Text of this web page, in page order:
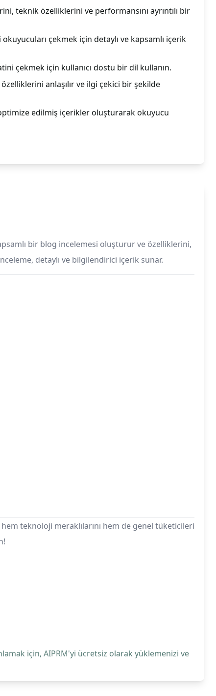
teknik özelliklerini ve performansını ayrıntılı bir
çekmek için detaylı ve kapsamlı içerik
çekmek için kullanıcı dostu bir dil kullanın.
anlaşılır ve ilgi çekici bir şekilde
edilmiş içerikler oluşturarak okuyucu
bir blog incelemesi oluşturur ve özelliklerini,
detaylı ve bilgilendirici içerik sunar.
teknoloji meraklılarını hem de genel tüketicileri
için, AIPRM'yi ücretsiz olarak yüklemenizi ve